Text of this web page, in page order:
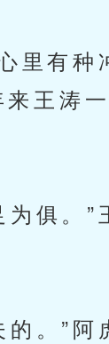
里有种
王涛
俱。”
。”阿